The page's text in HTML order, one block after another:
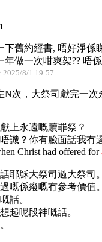
下舊約經書, 唔好淨係
年做一次咁爽架?? 唔
2025/8/1 19:57
N次，大祭司獻完一次
上永遠嘅贖罪祭？
識？你有臉面話我冇
Christ had offered for
耶穌大祭司過大祭司
嘅係癈嘅冇參考價值
話。
起呢段神嘅話。